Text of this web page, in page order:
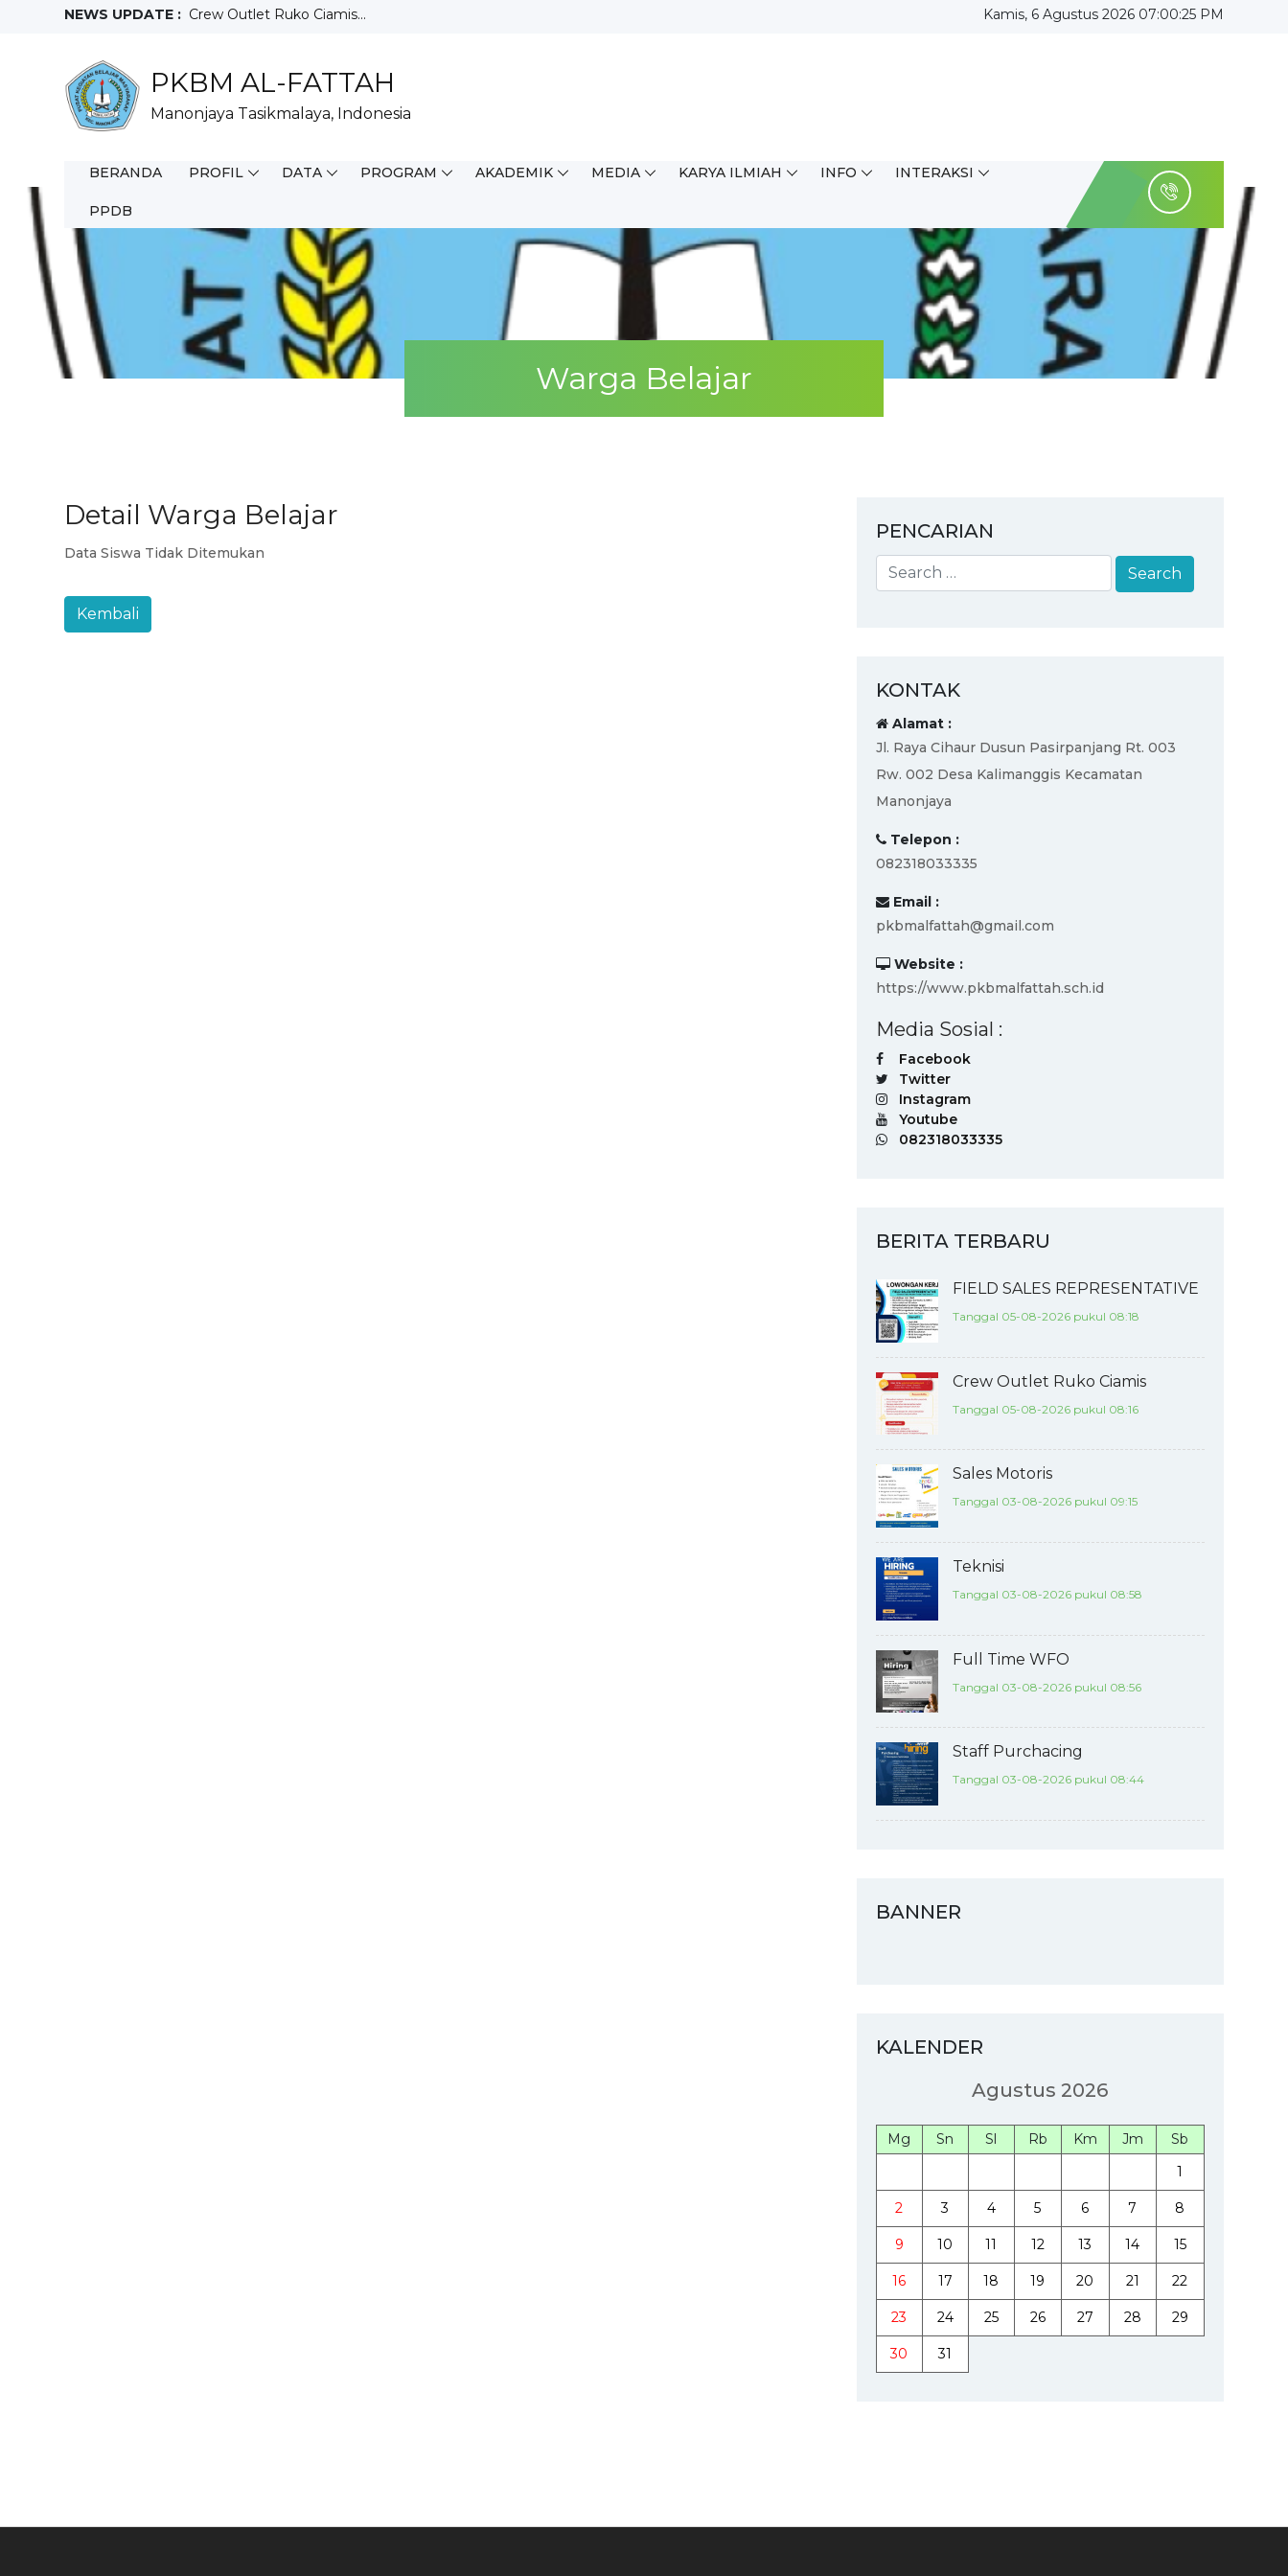
NEWS UPDATE : Crew Outlet Ruko Ciamis...
Full Time WFO...
Staff Purchacing...
Salesman Mix...
Juara 3 Olimpiade Sains Nasional Tingkat Kabupaten/Kota (OSN...
Kamis, 6 Agustus 2026 07:00:26 PM
PKBM AL-FATTAH
Manonjaya Tasikmalaya, Indonesia
BERANDA PROFIL DATA PROGRAM AKADEMIK MEDIA KARYA ILMIAH INFO INTERAKSI
PPDB
Warga Belajar
Detail Warga Belajar
Data Siswa Tidak Ditemukan
PENCARIAN
KONTAK
Alamat :
Jl. Raya Cihaur Dusun Pasirpanjang Rt. 003
Rw. 002 Desa Kalimanggis Kecamatan
Manonjaya
Telepon :
082318033335
Email :
pkbmalfattah@gmail.com
Website :
https://www.pkbmalfattah.sch.id
Media Sosial :
Facebook
Twitter
Instagram
Youtube
082318033335
BERITA TERBARU
FIELD SALES REPRESENTATIVE
Tanggal 05-08-2026 pukul 08:18
Crew Outlet Ruko Ciamis
Tanggal 05-08-2026 pukul 08:16
Sales Motoris
Tanggal 03-08-2026 pukul 09:15
Teknisi
Tanggal 03-08-2026 pukul 08:58
Full Time WFO
Tanggal 03-08-2026 pukul 08:56
Staff Purchacing
Tanggal 03-08-2026 pukul 08:44
BANNER
KALENDER
Agustus 2026
Mg Sn Sl Rb Km Jm
Sb
1
2 3 4 5 6 7 8
9 10 11 12 13 14 15
16 17 18 19 20 21 22
23 24 25 26 27 28 29
30 31